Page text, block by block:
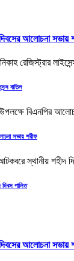
আলোচনা সভায়
বাতিল
সভায় শরীফ
দিবস পালিত
আলোচনা সভায়